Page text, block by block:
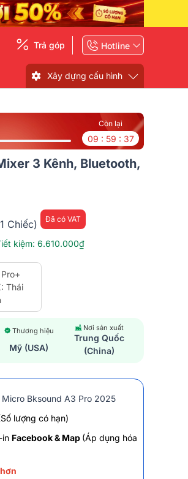
Trả góp Hotline
Xây dựng cấu hình
Còn lại
09 : 59 : 36
3 Kênh, Bluetooth,
Chiếc) Đã có VAT
kiệm: 6.610.000₫
Thái
Thương hiệu
Mỹ (USA)
Nơi sản xuất
Trung Quốc
(China)
Micro Bksound A3 Pro 2025
ố lượng có hạn)
in Facebook & Map (Áp dụng hóa